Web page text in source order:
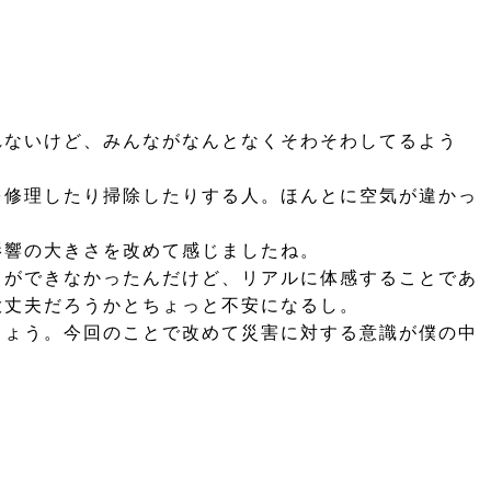
いけど、みんながなんとなくそわそわしてるよう
理したり掃除したりする人。ほんとに空気が違かっ
の大きさを改めて感じましたね。
できなかったんだけど、リアルに体感することであ
夫だろうかとちょっと不安になるし。
う。今回のことで改めて災害に対する意識が僕の中